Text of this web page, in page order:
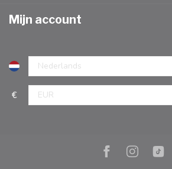
Mijn account
€